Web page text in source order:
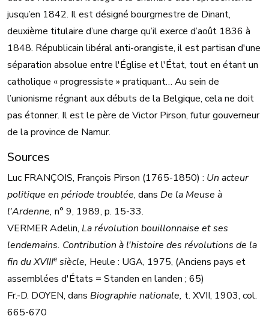
jusqu’en 1842. Il est désigné bourgmestre de Dinant,
deuxième titulaire d’une charge qu’il exerce d’août 1836 à
1848. Républicain libéral anti-orangiste, il est partisan d'une
séparation absolue entre l'Église et l'État, tout en étant un
catholique « progressiste » pratiquant… Au sein de
l’unionisme régnant aux débuts de la Belgique, cela ne doit
pas étonner. Il est le père de Victor Pirson, futur gouverneur
de la province de Namur.
Sources
Luc FRANÇOIS, François Pirson (1765-1850) : Un acteur
politique en période troublée, dans De la Meuse à
l'Ardenne, n° 9, 1989, p. 15-33.
VERMER Adelin, La révolution bouillonnaise et ses
lendemains. Contribution à l'histoire des révolutions de la
fin du XVIIIe siècle, Heule : UGA, 1975, (Anciens pays et
assemblées d'États = Standen en landen ; 65)
Fr.-D. DOYEN, dans Biographie nationale, t. XVII, 1903, col.
665-670